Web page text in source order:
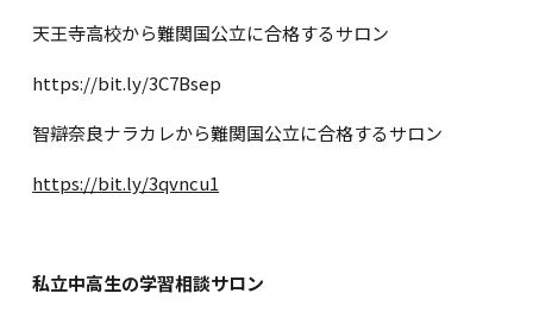
天王寺高校から難関国公立に合格するサロン
https://bit.ly/3C7Bsep
智辯奈良ナラカレから難関国公立に合格するサロン
https://bit.ly/3qvncu1
私立中高生の学習相談サロン